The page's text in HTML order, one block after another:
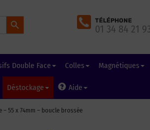
Search Button
TÉLÉPHONE
01 34 84 21
Double Face Colles Magnétiques
Déstockage Aide
55 x 74mm – boucle brossée